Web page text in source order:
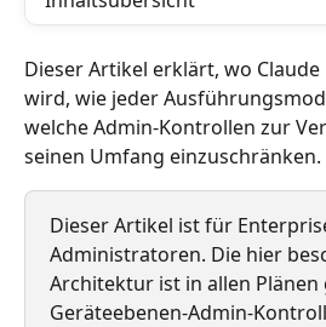
Dieser Artikel erklärt, wo
wird, wie jeder
welche Admin-Kontrollen zur
seinen Umfang einzuschränken.
Dieser Artikel ist für
Administratoren. Die hier
Architektur ist in allen Plänen
Geräteebenen-Admin-